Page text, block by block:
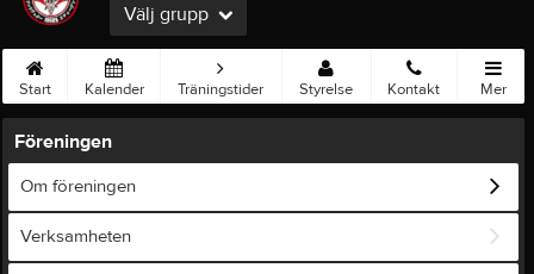
Välj grupp
Start Kalender Träningstider Styrelse Kontakt Mer
Föreningen
Om föreningen
Verksamheten